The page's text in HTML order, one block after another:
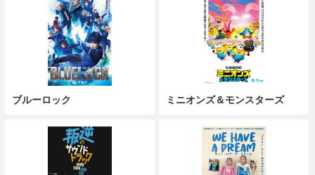
ブルーロック ミニオンズ＆モンスターズ